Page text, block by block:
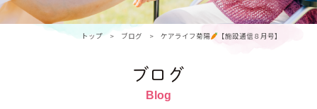
トップ ブログ ケアライフ菊陽 【施設通信８月号】
ブログ